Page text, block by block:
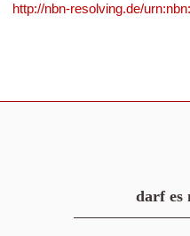
http://nbn-resolving.de/
darf es